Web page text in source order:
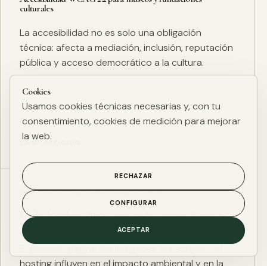
culturales
La accesibilidad no es solo una obligación
técnica: afecta a mediación, inclusión, reputación
pública y acceso democrático a la cultura.
Leer artículo
ESG DIGITAL·27 ENE. 2025·4 MIN
Huella de carbono digital: cómo medir y reducir el impacto
ESG de una web
El peso de página, las imágenes, los scripts y el
hosting influyen en el impacto ambiental y en la
Cookies
Usamos cookies técnicas necesarias y, con tu
consentimiento, cookies de medición para mejorar
la web.
RECHAZAR
CONFIGURAR
ACEPTAR